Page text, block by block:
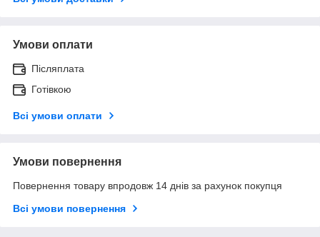
Умови оплати
Післяплата
Готівкою
Всі умови оплати
Умови повернення
Повернення товару впродовж 14 днів за рахунок покупця
Всі умови повернення